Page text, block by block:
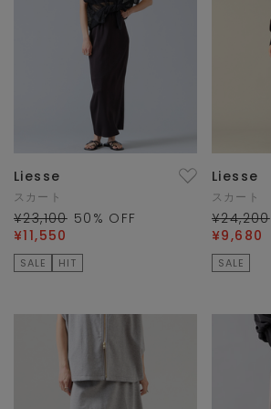
Liesse
スカート
¥23,100 50 % OFF
¥11,550
SALE HIT
Liesse
スカート
¥24,200
¥9,680
SALE